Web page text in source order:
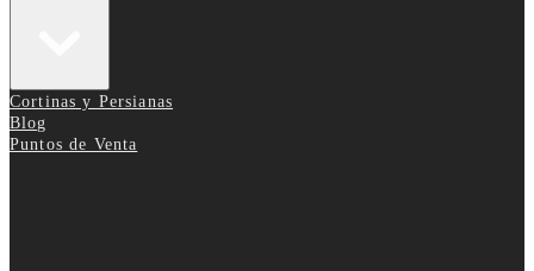
Cortinas y Persianas
Blog
Puntos de Venta